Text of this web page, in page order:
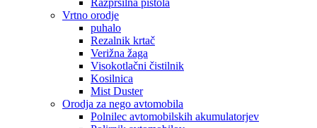
Razpršilna pištola
Vrtno orodje
puhalo
Rezalnik krtač
Verižna žaga
Visokotlačni čistilnik
Kosilnica
Mist Duster
Orodja za nego avtomobila
Polnilec avtomobilskih akumulatorjev